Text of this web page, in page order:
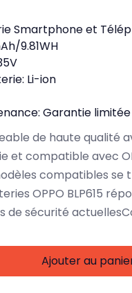
Smartphone et
9.81WH
Li-ion
Garantie limitée
de haute qualité
et compatible avec
compatibles se
OPPO BLP615
de sécurité
Ajouter au